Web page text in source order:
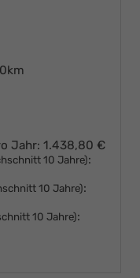
Jahr: 1.438,80 €
10 Jahre):
10 Jahre):
10 Jahre):